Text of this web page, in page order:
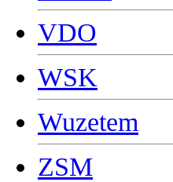
VDO
WSK
Wuzetem
ZSM